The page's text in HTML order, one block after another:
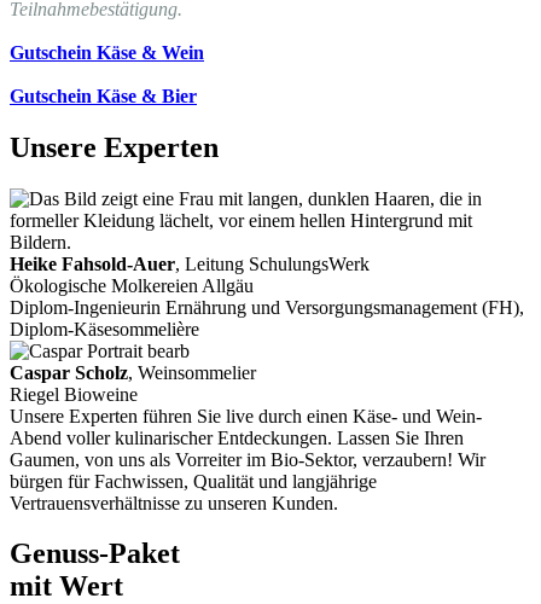
Teilnahmebestätigung.
Gutschein Käse & Wein
Gutschein Käse & Bier
Unsere Experten
Heike Fahsold-Auer, Leitung SchulungsWerk
Ökologische Molkereien Allgäu
Diplom-Ingenieurin Ernährung und Versorgungsmanagement (FH),
Diplom-Käsesommelière
Caspar Scholz, Weinsommelier
Riegel Bioweine
Unsere Experten führen Sie live durch einen Käse- und Wein-
Abend voller kulinarischer Entdeckungen. Lassen Sie Ihren
Gaumen, von uns als Vorreiter im Bio-Sektor, verzaubern! Wir
bürgen für Fachwissen, Qualität und langjährige
Vertrauensverhältnisse zu unseren Kunden.
Genuss-Paket
mit Wert